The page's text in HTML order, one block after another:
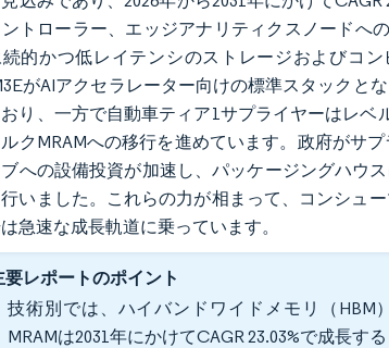
トローラー、エッジアナリティクスノードへ
続的かつ低レイテンシのストレージおよびコ
がAIアクセラレーター向けの標準スタックと
り、一方で自動車ティア1サプライヤーはレ
クMRAMへの移行を進めています。政府がサ
への設備投資が加速し、パッケージングハウ
いました。これらの力が相まって、コンシュ
急速な成長軌道に乗っています。
要レポートのポイント
技術別では、ハイバンドワイドメモリ（HBM
MRAMは2031年にかけてCAGR 23.03%で成長す